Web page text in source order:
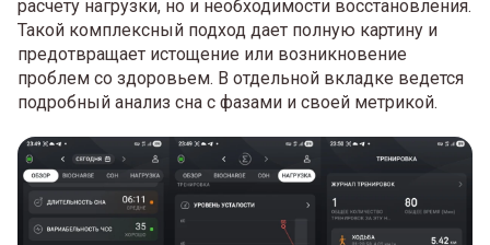
расчету нагрузки, но и необходимости восстановления.
Такой комплексный подход дает полную картину и
предотвращает истощение или возникновение
проблем со здоровьем. В отдельной вкладке ведется
подробный анализ сна с фазами и своей метрикой.